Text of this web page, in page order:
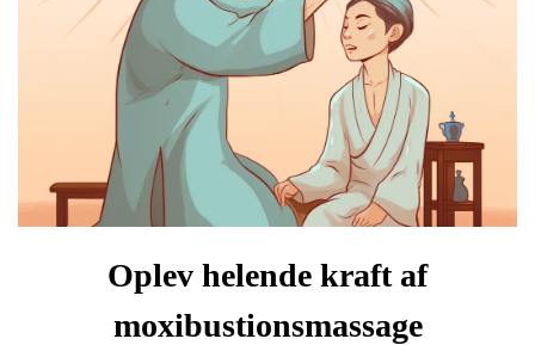
Oplev helende kraft af
moxibustionsmassage